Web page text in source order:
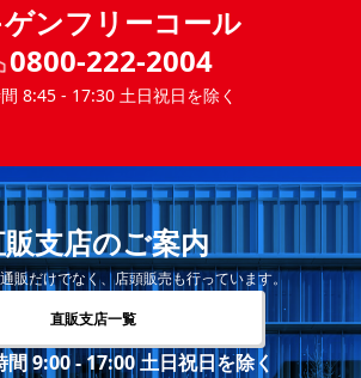
ンフリーコール
0800-222-2004
8:45 - 17:30 土日祝日を除く
支店のご案内
販だけでなく、店頭販売も行っています。
直販支店一覧
間 9:00 - 17:00 土日祝日を除く